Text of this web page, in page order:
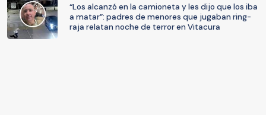
“Los alcanzó en la camioneta y les dijo que los iba
a matar”: padres de menores que jugaban ring-
raja relatan noche de terror en Vitacura